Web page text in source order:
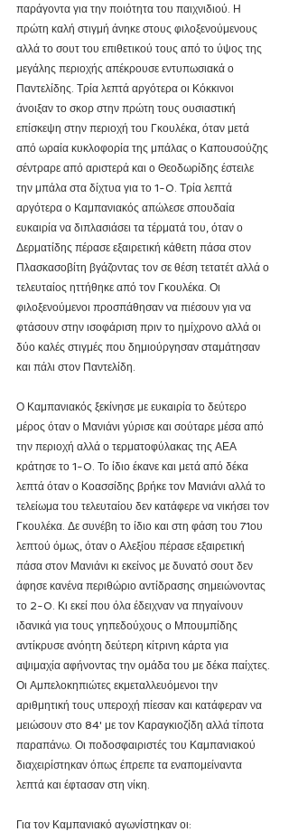
παράγοντα για την ποιότητα του παιχνιδιού. Η
πρώτη καλή στιγμή άνηκε στους φιλοξενούμενους
αλλά το σουτ του επιθετικού τους από το ύψος της
μεγάλης περιοχής απέκρουσε εντυπωσιακά ο
Παντελίδης. Τρία λεπτά αργότερα οι Κόκκινοι
άνοιξαν το σκορ στην πρώτη τους ουσιαστική
επίσκεψη στην περιοχή του Γκουλέκα, όταν μετά
από ωραία κυκλοφορία της μπάλας ο Καπουσούζης
σέντραρε από αριστερά και ο Θεοδωρίδης έστειλε
την μπάλα στα δίχτυα για το 1-0. Τρία λεπτά
αργότερα ο Καμπανιακός απώλεσε σπουδαία
ευκαιρία να διπλασιάσει τα τέρματά του, όταν ο
Δερματίδης πέρασε εξαιρετική κάθετη πάσα στον
Πλασκασοβίτη βγάζοντας τον σε θέση τετατέτ αλλά ο
τελευταίος ηττήθηκε από τον Γκουλέκα. Οι
φιλοξενούμενοι προσπάθησαν να πιέσουν για να
φτάσουν στην ισοφάριση πριν το ημίχρονο αλλά οι
δύο καλές στιγμές που δημιούργησαν σταμάτησαν
και πάλι στον Παντελίδη.
Ο Καμπανιακός ξεκίνησε με ευκαιρία το δεύτερο
μέρος όταν ο Μανιάνι γύρισε και σούταρε μέσα από
την περιοχή αλλά ο τερματοφύλακας της ΑΕΑ
κράτησε το 1-0. Το ίδιο έκανε και μετά από δέκα
λεπτά όταν ο Κοασσίδης βρήκε τον Μανιάνι αλλά το
τελείωμα του τελευταίου δεν κατάφερε να νικήσει τον
Γκουλέκα. Δε συνέβη το ίδιο και στη φάση του 71ου
λεπτού όμως, όταν ο Αλεξίου πέρασε εξαιρετική
πάσα στον Μανιάνι κι εκείνος με δυνατό σουτ δεν
άφησε κανένα περιθώριο αντίδρασης σημειώνοντας
το 2-0. Κι εκεί που όλα έδειχναν να πηγαίνουν
ιδανικά για τους γηπεδούχους ο Μπουμπίδης
αντίκρυσε ανόητη δεύτερη κίτρινη κάρτα για
αψιμαχία αφήνοντας την ομάδα του με δέκα παίχτες.
Οι Αμπελοκηπιώτες εκμεταλλευόμενοι την
αριθμητική τους υπεροχή πίεσαν και κατάφεραν να
μειώσουν στο 84' με τον Καραγκιοζίδη αλλά τίποτα
παραπάνω. Οι ποδοσφαιριστές του Καμπανιακού
διαχειρίστηκαν όπως έπρεπε τα εναπομείναντα
λεπτά και έφτασαν στη νίκη.
Για τον Καμπανιακό αγωνίστηκαν οι: